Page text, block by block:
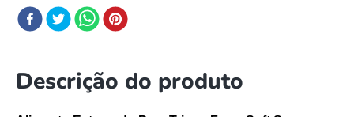
Descrição do produto